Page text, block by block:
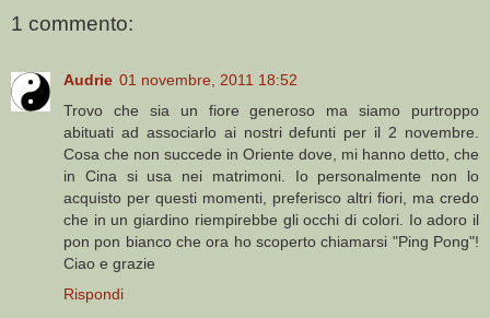
1 commento:
Audrie 01 novembre, 2011 18:52
Trovo che sia un fiore generoso ma siamo purtroppo
abituati ad associarlo ai nostri defunti per il 2 novembre.
Cosa che non succede in Oriente dove, mi hanno detto, che
in Cina si usa nei matrimoni. Io personalmente non lo
acquisto per questi momenti, preferisco altri fiori, ma credo
che in un giardino riempirebbe gli occhi di colori. Io adoro il
pon pon bianco che ora ho scoperto chiamarsi "Ping Pong"!
Ciao e grazie
Rispondi